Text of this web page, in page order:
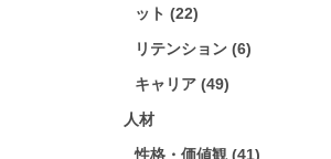
ット (22)
リテンション (6)
キャリア (49)
人材
性格・価値観 (41)